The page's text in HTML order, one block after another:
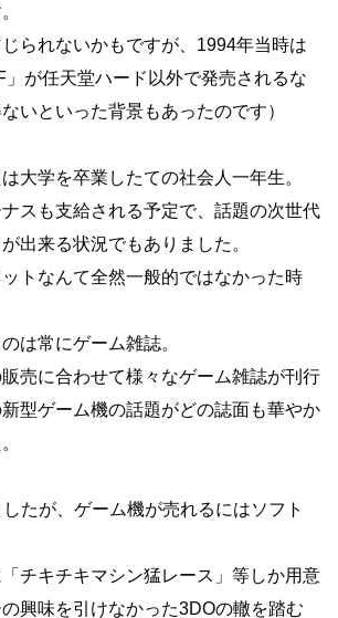
じられないかもですが、1994年当時は
」が任天堂ハード以外で発売されるな
いといった背景もあったのです）
大学を卒業したての社会人一年生。
スも支給される予定で、話題の次世代
出来る状況でもありました。
トなんて全然一般的ではなかった時
は常にゲーム雑誌。
売に合わせて様々なゲーム雑誌が刊行
型ゲーム機の話題がどの誌面も華やか
たが、ゲーム機が売れるにはソフト
チキチキマシン猛レース」等しか用意
興味を引けなかった3DOの轍を踏む